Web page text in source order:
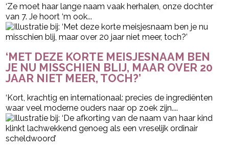
‘Ze moet haar lange naam vaak herhalen, onze dochter
van 7. Je hoort ‘m ook...
‘MET DEZE KORTE MEISJESNAAM BEN
JE NU MISSCHIEN BLIJ, MAAR OVER 20
JAAR NIET MEER, TOCH?’
‘Kort, krachtig en internationaal: precies de ingrediënten
waar veel moderne ouders naar op zoek zijn....